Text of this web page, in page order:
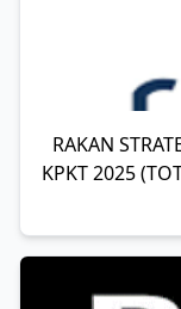
RAKAN
KPKT 2025